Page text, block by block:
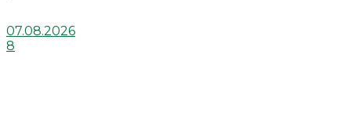
07.08.2026
8